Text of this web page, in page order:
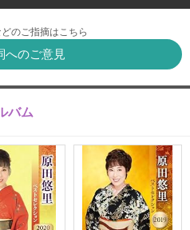
のご指摘はこちら
へのご意見
バム